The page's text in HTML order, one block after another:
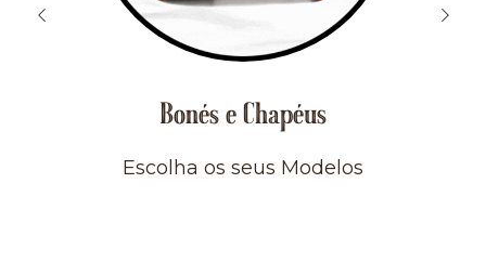
Bonés e Chapéus
Escolha os seus Modelos